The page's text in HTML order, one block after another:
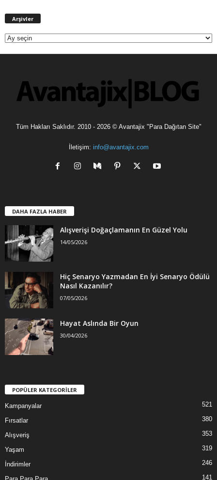
Arşivler
Tüm Hakları Saklıdır. 2010 - 2026 © Avantajix "Para Dağıtan Site"
İletişim: info@avantajix.com
DAHA FAZLA HABER
Alışverişi Doğaçlamanın En Güzel Yolu
14/05/2026
Hiç Senaryo Yazmadan En İyi Senaryo Ödülü
Nasıl Kazanılır?
07/05/2026
Hayat Aslında Bir Oyun
30/04/2026
POPÜLER KATEGORİLER
Kampanyalar 521
Fırsatlar 380
Alışveriş 353
Yaşam 319
İndirimler 246
141